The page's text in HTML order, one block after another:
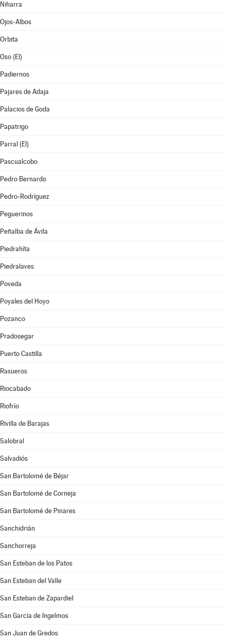
Niharra
Ojos-Albos
Orbita
Oso (El)
Padiernos
Pajares de Adaja
Palacios de Goda
Papatrigo
Parral (El)
Pascualcobo
Pedro Bernardo
Pedro-Rodríguez
Peguerinos
Peñalba de Ávila
Piedrahíta
Piedralaves
Poveda
Poyales del Hoyo
Pozanco
Pradosegar
Puerto Castilla
Rasueros
Riocabado
Riofrío
Rivilla de Barajas
Salobral
Salvadiós
San Bartolomé de Béjar
San Bartolomé de Corneja
San Bartolomé de Pinares
Sanchidrián
Sanchorreja
San Esteban de los Patos
San Esteban del Valle
San Esteban de Zapardiel
San García de Ingelmos
San Juan de Gredos